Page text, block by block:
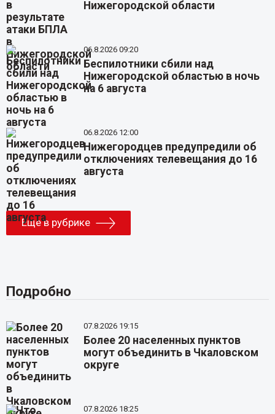
Нижегородской области
06.8.2026 09:20
Беспилотники сбили над
Нижегородской областью в ночь
на 6 августа
06.8.2026 12:00
Нижегородцев предупредили об
отключениях телевещания до 16
августа
Еще в рубрике
Подробно
07.8.2026 19:15
Более 20 населенных пунктов
могут объединить в Чкаловском
округе
07.8.2026 18:25